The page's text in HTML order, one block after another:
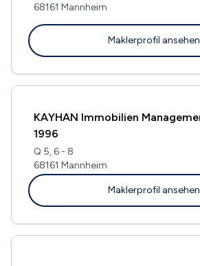
68161 Mannheim
Maklerprofil ansehen
KAYHAN Immobilien
1996
Q 5, 6 - 8
68161 Mannheim
Maklerprofil ansehen